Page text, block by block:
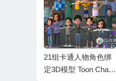
21组卡通人物角色绑
定3D模型 Toon Chara